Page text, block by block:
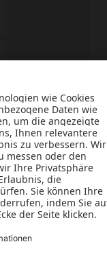
Kontakt
2026